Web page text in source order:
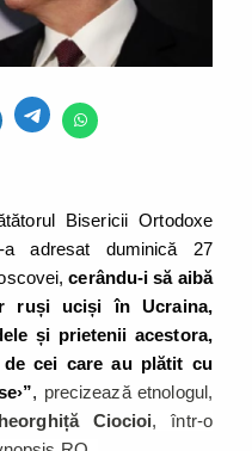
Bisericii Ortodoxe
adresat duminică 27
cerându-i să aibă
ruși uciși în Ucraina,
și prietenii acestora,
cei care au plătit cu
, precizează etnologul,
Ciocioi, într-o